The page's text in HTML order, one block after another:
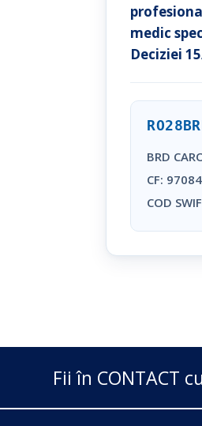
medic
Deciziei
BRD
CF:
COD
Fii în CONTACT